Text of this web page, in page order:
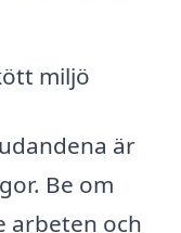
miljö
är
Be om
arbeten och